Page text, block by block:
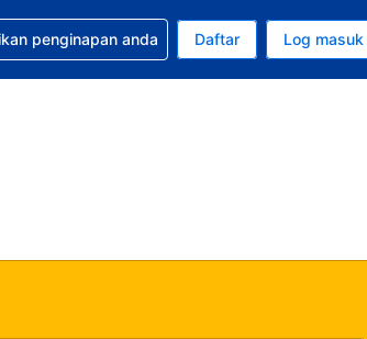
semasa anda adalah Dolar A.S.
semasa anda adalah Bahasa Malaysia
bantuan bagi tempahan anda
penginapan anda Daftar Log masuk